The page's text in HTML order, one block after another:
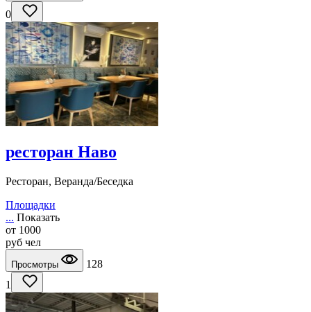
0
ресторан Наво
Ресторан, Веранда/Беседка
Площадки
... Показать
от 1000
руб чел
Просмотры
128
1